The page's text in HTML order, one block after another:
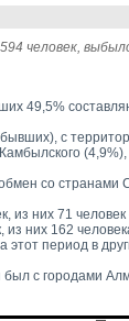
человек,
49,5%
с
(4,9%),
со странами
из них 71 человек
них 162
этот период в
был с городами